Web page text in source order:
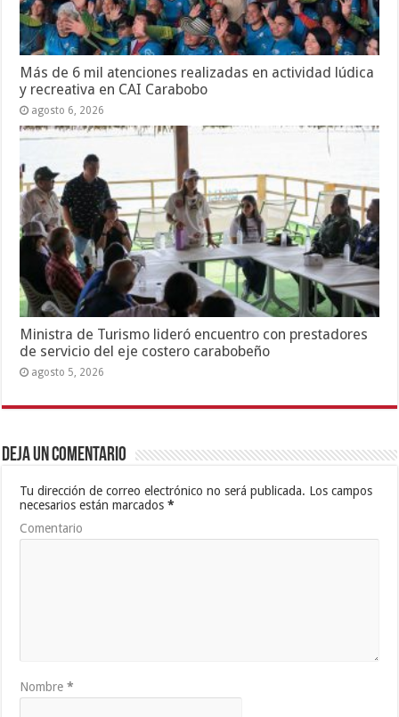
Más de 6 mil atenciones realizadas en actividad lúdica
y recreativa en CAI Carabobo
agosto 6, 2026
Ministra de Turismo lideró encuentro con prestadores
de servicio del eje costero carabobeño
agosto 5, 2026
Deja un comentario
Tu dirección de correo electrónico no será publicada. Los campos
necesarios están marcados*
Comentario
Nombre*